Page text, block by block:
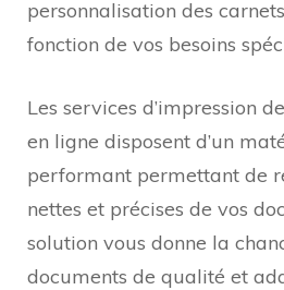
personnalisation des
fonction de vos besoins
Les services d’impression
en ligne disposent d’un
performant permettant de
nettes et précises de vos
solution vous donne la
documents de qualité et